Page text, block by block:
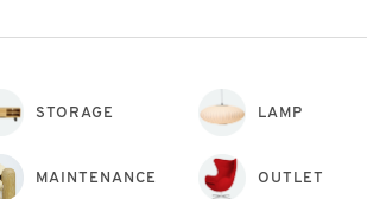
STORAGE LAMP
MAINTENANCE OUTLET